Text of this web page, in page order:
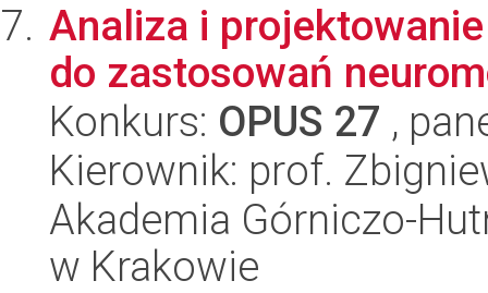
Analiza i
do zastosowań
Konkurs: OPUS 27 ,
Kierownik: prof.
Akademia Górniczo-
w Krakowie